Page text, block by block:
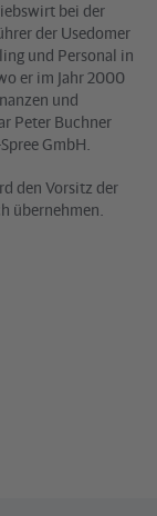
bei der
der Usedomer
und Personal in
er im Jahr 2000
und
Peter Buchner
GmbH.
den Vorsitz der
übernehmen.